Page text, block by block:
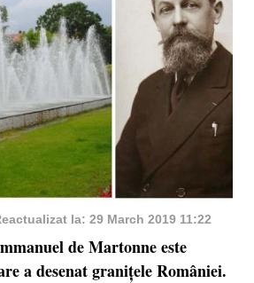
la: 29 March 2019 11:22
de Martonne este
a desenat granițele României.